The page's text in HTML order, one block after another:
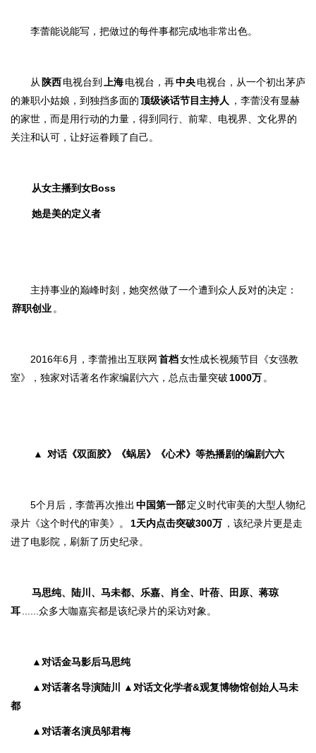
李蕾能说能写，把做过的每件事都完成地非常出色。
从 陕西电视台到 上海电视台，再中央电视台，从一个初出茅庐
的兼职小姑娘，到独挡多面的顶级谈话节目主持人 ， 李蕾没有显赫
的家世，而是用行动的力量，得到同行、前辈、电视界、文化界的
关注和认可，让好运眷顾了自己。
从女主播到女Boss
她是美的定义者
主持事业的巅峰时刻，她突然做了一个遭到众人反对的决定：
辞职创业 。
2016年6月，李蕾推出互联网首档女性成长视频节目《女强教
室》，独家对话著名作家编剧六六，总点击量突破 1000万 。
▲ 对话《双面胶》《蜗居》《心术》等热播剧的编剧六六
5个月后，李蕾再次推出 中国第一部定义时代审美的大型人物纪
录片《这个时代的审美》。
1天内点击突破300万 ，该纪录片更是走
进了电影院，刷新了历史纪录。
马思纯、 陆川、 马未都、 乐嘉、 肖全、叶蓓、田原、蒋琼
耳
......众多大咖嘉宾都是该纪录片的采访对象。
▲对话金马影后马思纯
▲对话著名导演陆川
▲对话文化学者&观复博物馆创始人马未
都
▲对话著名演员邬君梅